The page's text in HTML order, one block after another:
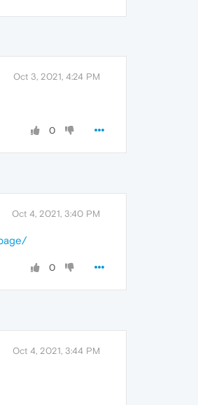
Oct 3, 2021, 4:24 PM
0
Oct 4, 2021, 3:40 PM
0
Oct 4, 2021, 3:44 PM